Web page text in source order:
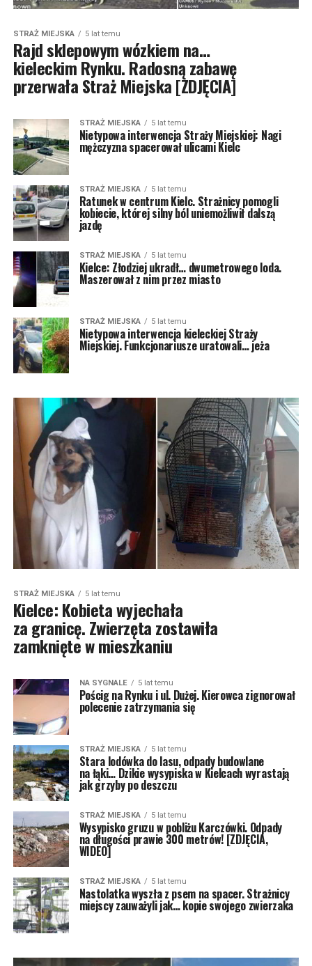
STRAŻ MIEJSKA 5 lat temu
Rajd sklepowym wózkiem na…
kieleckim Rynku. Radosną zabawę
przerwała Straż Miejska [ZDJĘCIA]
STRAŻ MIEJSKA 5 lat temu
Nietypowa interwencja Straży Miejskiej: Nagi
mężczyzna spacerował ulicami Kielc
STRAŻ MIEJSKA 5 lat temu
Ratunek w centrum Kielc. Strażnicy pomogli
kobiecie, której silny ból uniemożliwił dalszą
jazdę
STRAŻ MIEJSKA 5 lat temu
Kielce: Złodziej ukradł… dwumetrowego loda.
Maszerował z nim przez miasto
STRAŻ MIEJSKA 5 lat temu
Nietypowa interwencja kieleckiej Straży
Miejskiej. Funkcjonariusze uratowali… jeża
STRAŻ MIEJSKA 5 lat temu
Kielce: Kobieta wyjechała
za granicę. Zwierzęta zostawiła
zamknięte w mieszkaniu
NA SYGNALE 5 lat temu
Pościg na Rynku i ul. Dużej. Kierowca zignorował
polecenie zatrzymania się
STRAŻ MIEJSKA 5 lat temu
Stara lodówka do lasu, odpady budowlane
na łąki… Dzikie wysypiska w Kielcach wyrastają
jak grzyby po deszczu
STRAŻ MIEJSKA 5 lat temu
Wysypisko gruzu w pobliżu Karczówki. Odpady
na długości prawie 300 metrów! [ZDJĘCIA,
WIDEO]
STRAŻ MIEJSKA 5 lat temu
Nastolatka wyszła z psem na spacer. Strażnicy
miejscy zauważyli jak… kopie swojego zwierzaka